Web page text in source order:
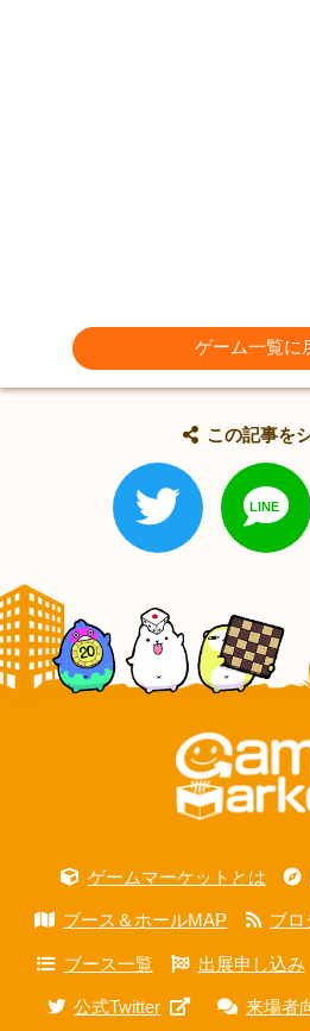
ゲーム一覧に
この記事を
ゲームマーケットとは
ブース＆ホールMAP ブロ
ブース一覧 出展申し込み
公式Twitter 来場者